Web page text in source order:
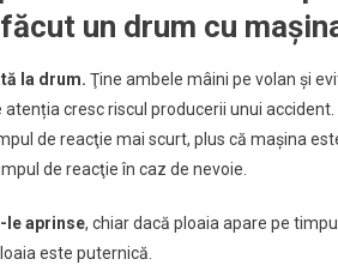
un drum cu
la drum. Ţine ambele mâini pe volan şi
cresc riscul producerii unui
de reacţie mai scurt, plus că maşina
de reacţie în caz de nevoie.
le aprinse, chiar dacă ploaia apare pe
este puternică.